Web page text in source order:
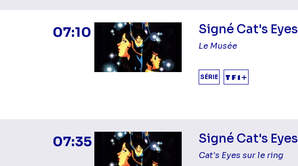
07:10 Signé Cat's Eyes
Le Musée
SÉRIE
07:35 Signé Cat's Eyes
Cat's Eyes sur le ring